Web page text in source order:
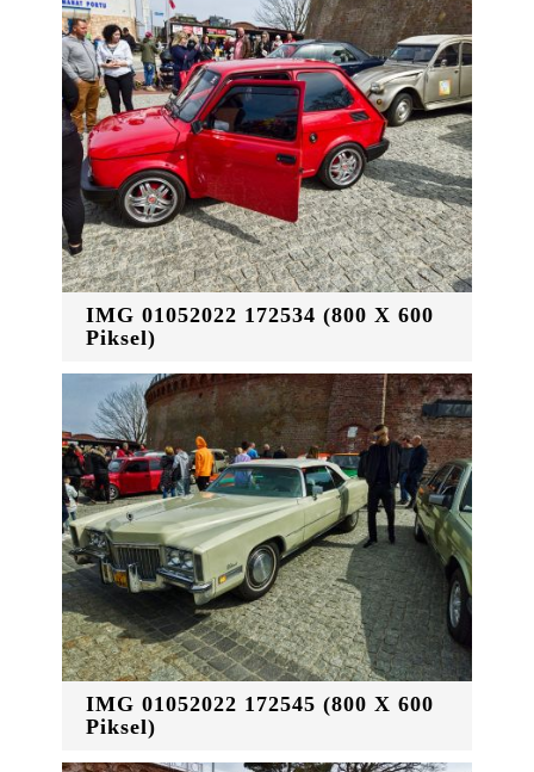
IMG 01052022 172534 (800 X 600
Piksel)
IMG 01052022 172545 (800 X 600
Piksel)